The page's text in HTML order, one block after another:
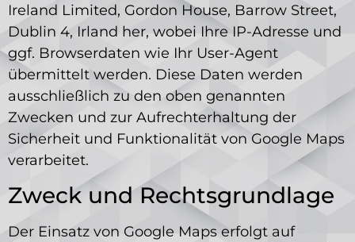
Ireland Limited, Gordon House, Barrow Street,
Dublin 4, Irland her, wobei Ihre IP-Adresse und
ggf. Browserdaten wie Ihr User-Agent
übermittelt werden. Diese Daten werden
ausschließlich zu den oben genannten
Zwecken und zur Aufrechterhaltung der
Sicherheit und Funktionalität von Google Maps
verarbeitet.
Zweck und Rechtsgrundlage
Der Einsatz von Google Maps erfolgt auf